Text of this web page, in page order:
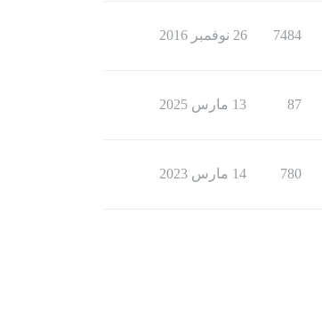
7484 26 نوفمبر 2016
87 13 مارس 2025
780 14 مارس 2023